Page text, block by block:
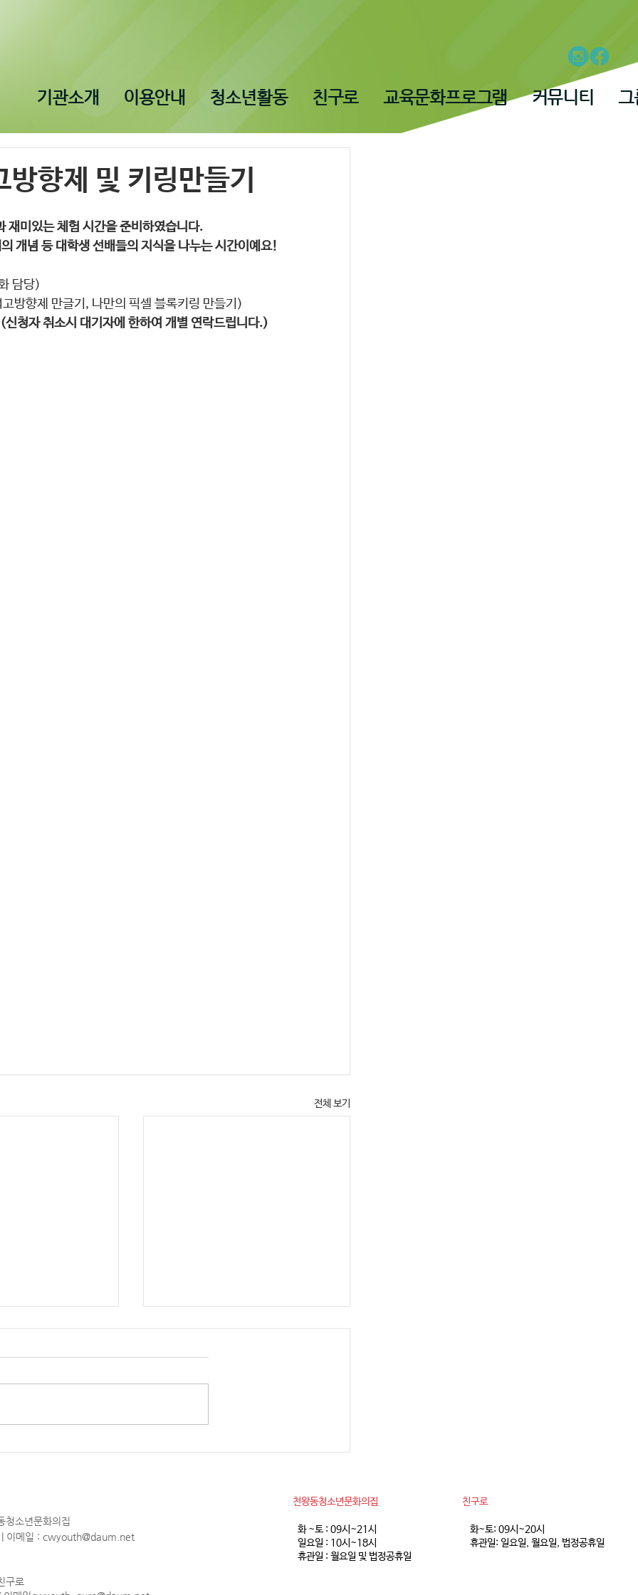
기관소개 이용안내 청소년활동 친구로 교육문화프로그램 커뮤니티 그
향제 및 키링만들기
미있는 체험 시간을 준비하였습니다.
개념 등 대학생 선배들의 지식을 나누는 시간이예요!
담당)
방향제 만글기, 나만의 픽셀 블록키링 만들기)
청자 취소시 대기자에 한하여 개별 연락드립니다.)
전체 보기
청소년문화의집
이메일 : cwyouth@daum.net
구로
​천왕동청소년문화의집
화 ~토 : 09시~21시
일요일 : 10시~18시
휴관일 : 월요일 및 법정공휴일
친구로
화~토: 09시~20시
휴관일: 일요일, 월요일, 법정공휴일